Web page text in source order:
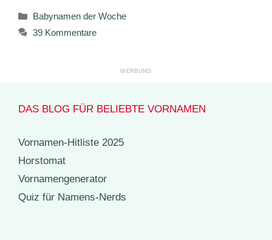
Kategorien
Babynamen der Woche
39 Kommentare
DAS BLOG FÜR BELIEBTE VORNAMEN
Vornamen-Hitliste 2025
Horstomat
Vornamengenerator
Quiz für Namens-Nerds